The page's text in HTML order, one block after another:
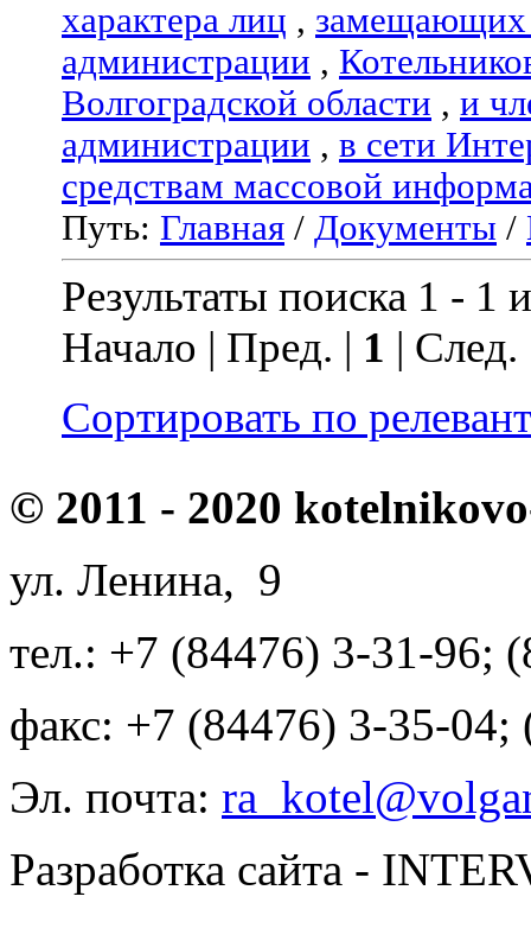
характера лиц , замещающих
администрации ,
Волгоградской области , и
администрации , в сети
средствам массовой
Путь: Главная / Документы /
Результаты поиска 1 - 1
Начало | Пред. | 1 |
Сортировать по
© 2011 - 2020
ул. Ленина, 9
тел.: +7 (84476) 3-31-96;
факс: +7 (84476) 3-35-04;
Эл. почта:
Разработка сайта -